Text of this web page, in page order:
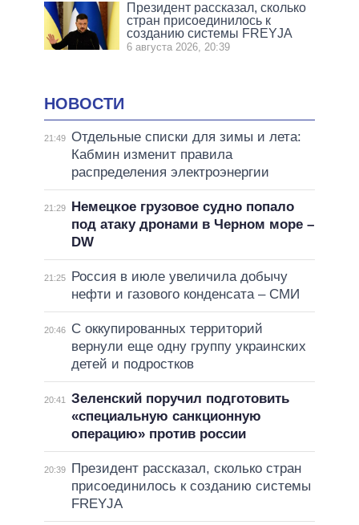
Президент рассказал, сколько
стран присоединилось к
созданию системы FREYJA
6 августа 2026, 20:39
НОВОСТИ
21:49 Отдельные списки для зимы и лета:
Кабмин изменит правила
распределения электроэнергии
21:29
Немецкое грузовое судно попало
под атаку дронами в Черном море –
DW
21:25
Россия в июле увеличила добычу
нефти и газового конденсата – СМИ
20:46
С оккупированных территорий
вернули еще одну группу украинских
детей и подростков
20:41
Зеленский поручил подготовить
«специальную санкционную
операцию» против россии
20:39
Президент рассказал, сколько стран
присоединилось к созданию системы
FREYJA